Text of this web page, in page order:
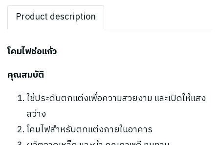
Product description
โคมไฟช่อแก้ว
คุณสมบัติ
ใช้ประดับตกแต่งเพื่อความสวยงาม และเปิดให้แสง
สว่าง
โคมไฟสำหรับตกแต่งภายในอาคาร